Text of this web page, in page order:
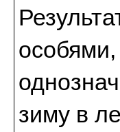
зиму в